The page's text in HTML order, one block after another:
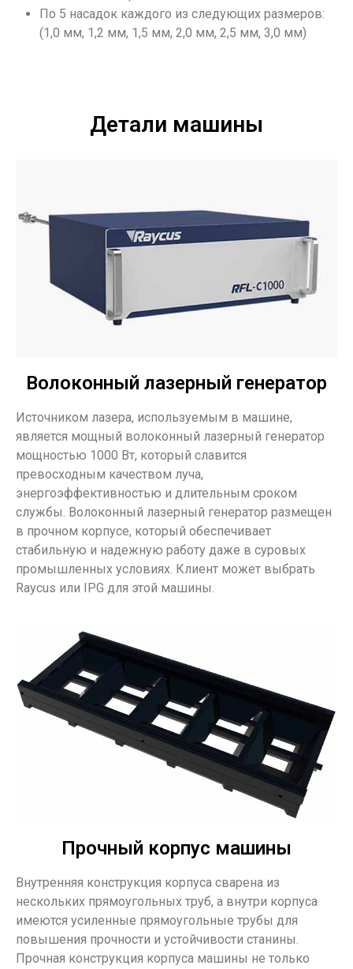
По 5 насадок каждого из следующих размеров:
(1,0 мм, 1,2 мм, 1,5 мм, 2,0 мм, 2,5 мм, 3,0 мм)
Детали машины
Волоконный лазерный генератор
Источником лазера, используемым в машине,
является мощный волоконный лазерный генератор
мощностью 1000 Вт, который славится
превосходным качеством луча,
энергоэффективностью и длительным сроком
службы. Волоконный лазерный генератор размещен
в прочном корпусе, который обеспечивает
стабильную и надежную работу даже в суровых
промышленных условиях. Клиент может выбрать
Raycus или IPG для этой машины.
Прочный корпус машины
Внутренняя конструкция корпуса сварена из
нескольких прямоугольных труб, а внутри корпуса
имеются усиленные прямоугольные трубы для
повышения прочности и устойчивости станины.
Прочная конструкция корпуса машины не только